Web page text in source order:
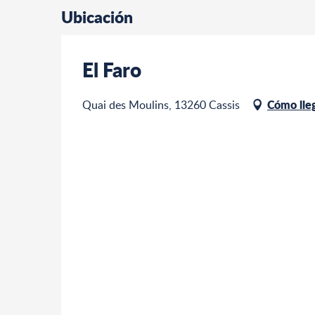
Ubicación
El Faro
Quai des Moulins, 13260 Cassis Cómo